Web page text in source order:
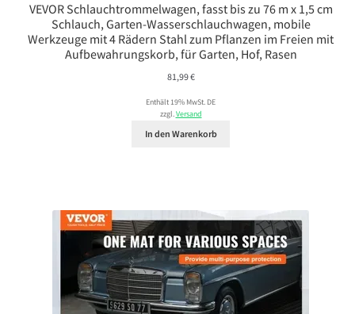
VEVOR Schlauchtrommelwagen, fasst bis zu 76 m x 1,5 cm
Schlauch, Garten-Wasserschlauchwagen, mobile
Werkzeuge mit 4 Rädern Stahl zum Pflanzen im Freien mit
Aufbewahrungskorb, für Garten, Hof, Rasen
81,99€
Enthält 19% MwSt. DE
zzgl.Versand
In den Warenkorb